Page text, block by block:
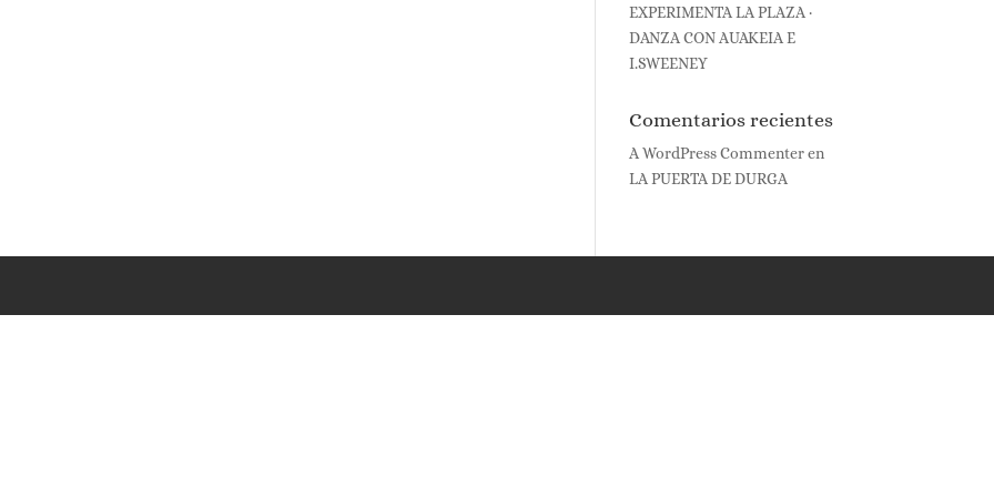
EXPERIMENTA LA PLAZA ·
DANZA CON AUAKEIA E
I.SWEENEY
Comentarios recientes
A WordPress Commenteren
LA PUERTA DE DURGA